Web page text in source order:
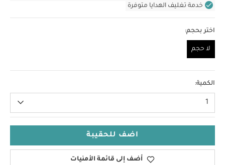
خدمة تغليف الهدايا متوفرة
اختر بحجم:
لا حجم
الكمية:
1
اضف للحقيبة
أضف إلى قائمة الأمنيات